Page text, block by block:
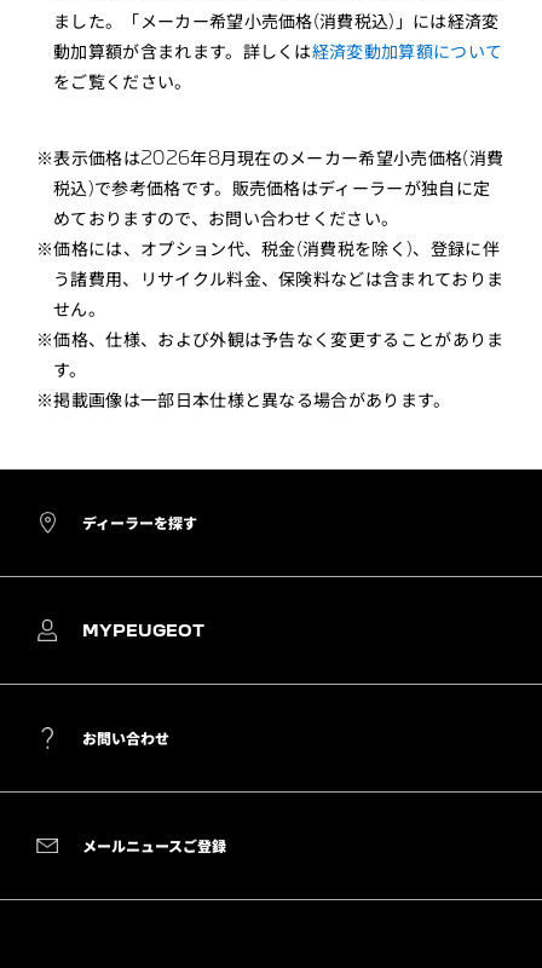
ました。「メーカー希望小売価格(消費税込)」には経済変
動加算額が含まれます。詳しくは経済変動加算額について
をご覧ください。
※表示価格は2026年8月現在のメーカー希望小売価格(消費
税込)で参考価格です。販売価格はディーラーが独自に定
めておりますので、お問い合わせください。
※価格には、オプション代、税金(消費税を除く)、登録に伴
う諸費用、リサイクル料金、保険料などは含まれておりま
せん。
※価格、仕様、および外観は予告なく変更することがありま
す。
※掲載画像は一部日本仕様と異なる場合があります。
ディーラーを探す
MYPEUGEOT
お問い合わせ
メールニュースご登録